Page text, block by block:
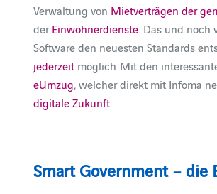
Verwaltung von Mietverträgen der
derEinwohnerdienste . Das und
Software den neuesten Standards
jederzeit möglich. Mit den
eUmzug, welcher direkt mit Infoma
digitale Zukunft
Smart Government – die